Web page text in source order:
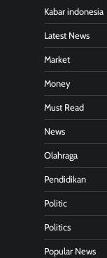
Kabar indonesia
Latest News
Market
Money
Must Read
News
Olahraga
Pendidikan
Politic
Politics
Popular News